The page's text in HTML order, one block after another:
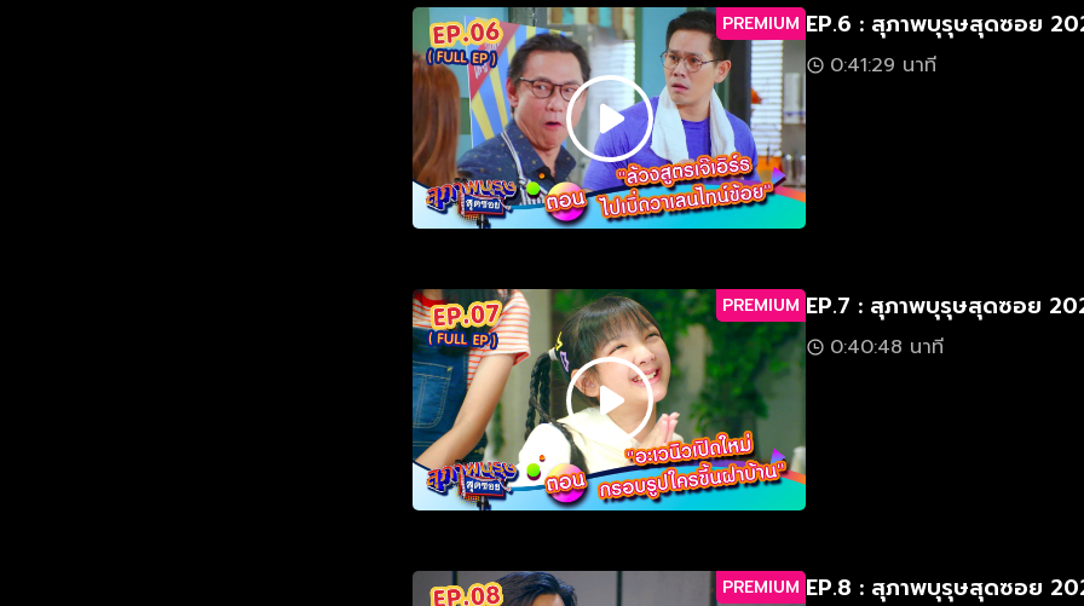
PREMIUM EP.6 : สุภาพบุรุษสุดซอย
0:41:29 นาที
PREMIUM EP.7 : สุภาพบุรุษสุดซอย
0:40:48 นาที
PREMIUM EP.8 : สุภาพบุรุษสุดซอย